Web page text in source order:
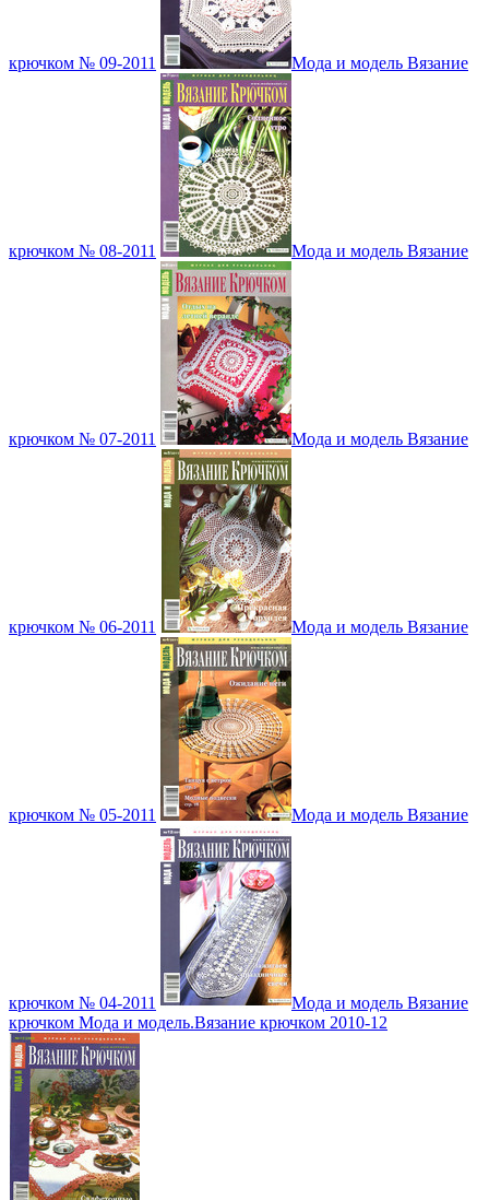
крючком № 09-2011 Мода и модель Вязание
крючком № 08-2011 Мода и модель Вязание
крючком № 07-2011 Мода и модель Вязание
крючком № 06-2011 Мода и модель Вязание
крючком № 05-2011 Мода и модель Вязание
крючком № 04-2011
Мода и модель Вязание
крючком Мода и модель.Вязание крючком 2010-12